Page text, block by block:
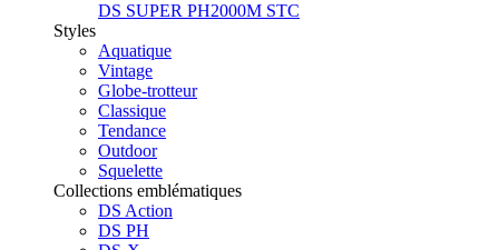
DS SUPER PH2000M STC
Styles
Aquatique
Vintage
Globe-trotteur
Classique
Tendance
Outdoor
Squelette
Collections emblématiques
DS Action
DS PH